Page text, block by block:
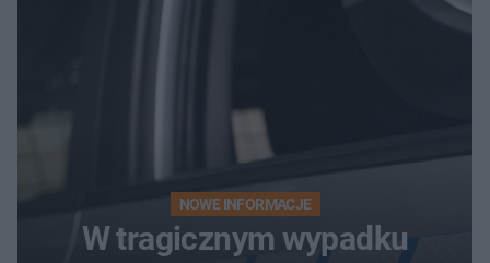
NOWE INFORMACJE
W tragicznym wypadku